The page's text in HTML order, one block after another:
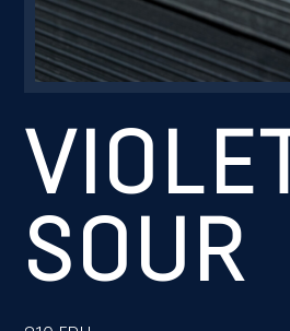
VIOLET
SOUR